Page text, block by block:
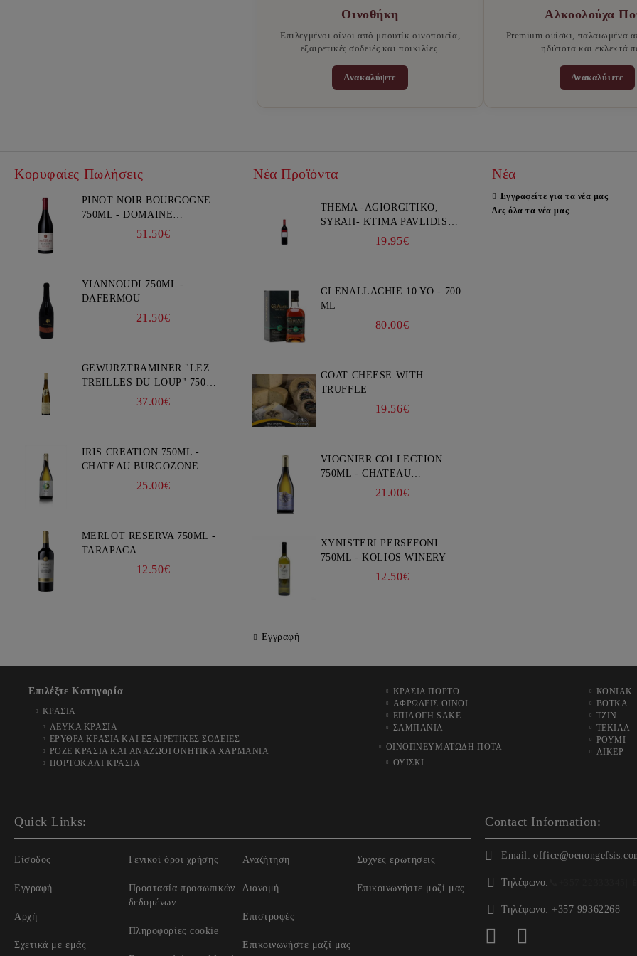
Οινοθήκη
Επιλεγμένοι οίνοι από μπουτίκ οινοποιεία,
εξαιρετικές σοδειές και ποικιλίες.
Ανακαλύψτε
Αλκοολούχα
Premium ουίσκι, παλαιωμένα
ηδύποτα και εκλεκτά
Ανακαλύψτε
Κορυφαίες Πωλήσεις
PINOT NOIR BOURGOGNE
750ML - DOMAINE
51.50€
YIANNOUDI 750ML -
DAFERMOU
21.50€
GEWURZTRAMINER "LEZ
TREILLES DU LOUP" 750ML
- WEINBACH37.00€
IRIS CREATION 750ML -
CHATEAU BURGOZONE
25.00€
MERLOT RESERVA 750ML -
TARAPACA
12.50€
Νέα Προϊόντα
THEMA -AGIORGITIKO,
SYRAH- KTIMA PAVLIDIS
19.95€
GLENALLACHIE 10 YO - 700
ML
80.00€
GOAT CHEESE WITH
TRUFFLE
19.56€
VIOGNIER COLLECTION
750ML - CHATEAU
BURGOZONE21.00€
XYNISTERI PERSEFONI
750ML - KOLIOS WINERY
12.50€
Εγγραφή
Νέα
Εγγραφείτε για τα νέα μας
Δες όλα τα νέα μας
Επιλέξτε Κατηγορία
ΚΡΑΣΙΑ
ΛΕΥΚΑ ΚΡΑΣΙΑ
ΕΡΥΘΡΑ ΚΡΑΣΙΑ ΚΑΙ ΕΞΑΙΡΕΤΙΚΕΣ ΣΟΔΕΙΕΣ
ΡΟΖΕ ΚΡΑΣΙΑ ΚΑΙ ΑΝΑΖΩΟΓΟΝΗΤΙΚΑ ΧΑΡΜΑΝΙΑ
ΠΟΡΤΟΚΑΛΙ ΚΡΑΣΙΑ
ΚΡΑΣΙΑ ΠΟΡΤΟ
ΑΦΡΩΔΕΙΣ ΟΙΝΟΙ
ΕΠΙΛΟΓΗ SAKE
ΣΑΜΠΑΝΙΑ
ΟΙΝΟΠΝΕΥΜΑΤΩΔΗ ΠΟΤΑ
ΟΥΙΣΚΙ
ΚΟΝΙΑΚ
ΒΟΤΚΑ
ΤΖΙΝ
ΤΕΚΙΛΑ
ΡΟΥΜΙ
ΛΙΚΕΡ
Quick Links:
Είσοδος
Εγγραφή
Αρχή
Σχετικά με εμάς
Γενικοί όροι χρήσης
Προστασία προσωπικών
δεδομένων
Πληροφορίες cookie
Αναζήτηση
Διανομή
Επιστροφές
Επικοινωνήστε μαζί μας
Συχνές ερωτήσεις
Επικοινωνήστε μαζί μας
Contact Information:
Email:
Τηλέφωνο:
Τηλέφωνο: +357 99362268